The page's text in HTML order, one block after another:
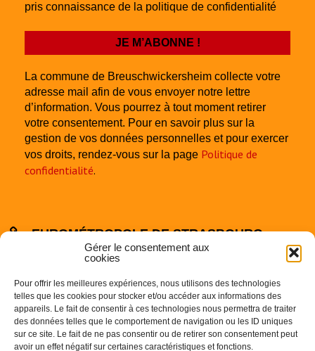
Gérer le consentement aux
cookies
Pour offrir les meilleures expériences, nous utilisons des technologies
telles que les cookies pour stocker et/ou accéder aux informations des
appareils. Le fait de consentir à ces technologies nous permettra de traiter
des données telles que le comportement de navigation ou les ID uniques
sur ce site. Le fait de ne pas consentir ou de retirer son consentement peut
avoir un effet négatif sur certaines caractéristiques et fonctions.
pris connaissance de la politique de confidentialité
La commune de Breuschwickersheim collecte votre
adresse mail afin de vous envoyer notre lettre
d’information. Vous pourrez à tout moment retirer
votre consentement. Pour en savoir plus sur la
gestion de vos données personnelles et pour exercer
vos droits, rendez-vous sur la page Politique de
confidentialité.
EUROMÉTROPOLE DE STRASBOURG
Centre Administratif